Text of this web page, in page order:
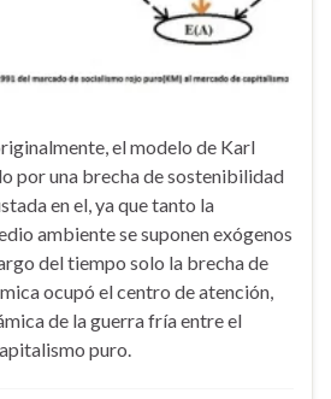
el modelo de Karl
por una brecha de sostenibilidad
en el, ya que tanto la
ambiente se suponen exógenos
del tiempo solo la brecha de
ocupó el centro de atención,
de la guerra fría entre el
puro.